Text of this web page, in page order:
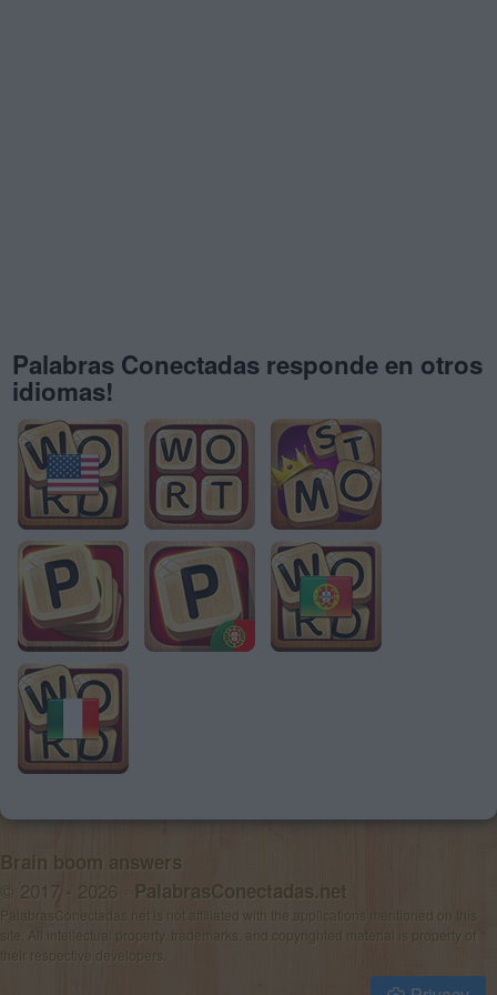
Palabras Conectadas responde en otros
idiomas!
Brain boom answers
© 2017 - 2026 · PalabrasConectadas.net
PalabrasConectadas.net is not affiliated with the applications mentioned on this
site. All intellectual property, trademarks, and copyrighted material is property of
their respective developers.